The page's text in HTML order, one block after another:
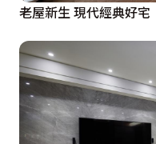
老屋新生 現代經典好宅